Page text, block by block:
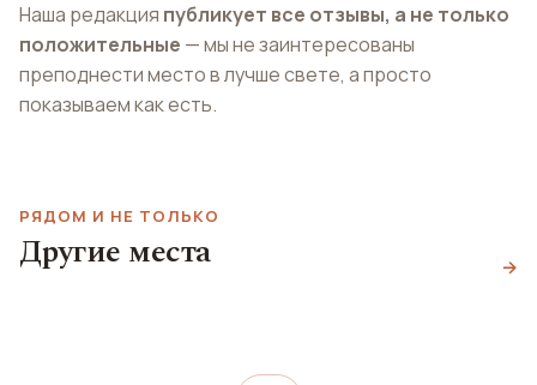
Наша редакция публикует все отзывы, а не только
положительные — мы не заинтересованы
преподнести место в лучше свете, а просто
показываем как есть.
РЯДОМ И НЕ ТОЛЬКО
Другие места →
Дом бабочек Weinfach Vinothek Bar
Винный бар Heuriger